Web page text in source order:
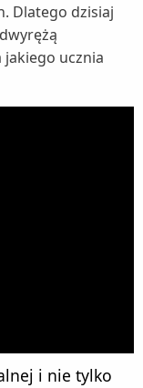
Dlatego dzisiaj
ucznia
i nie tylko